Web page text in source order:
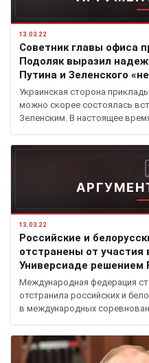
13.03.22
Советник главы офиса
Подоляк выразил
Путина и Зеленского
Украинская сторона
можно скорее состоялась
Зеленским. В настоящее
13.03.22
Российские и
отстранены от участия
Универсиаде решением
Международная федерация
отстранила российских и
в международных